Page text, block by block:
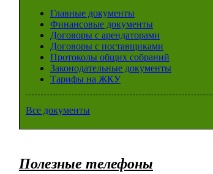
Главные документы
Финансовые документы
Договоры с арендаторами
Договоры с поставщиками
Протоколы общих собраний
Законодательные документы
Тарифы на ЖКУ
Все документы
Полезные телефоны